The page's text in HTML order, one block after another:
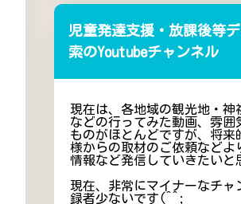
児童発達支援・放課後等
索のYoutubeチャンネル
現在は、各地域の観光地・神
などの行ってみた動画、雰囲
ものがほとんどですが、将来
様からの取材のご依頼などよ
情報など発信していきたいと
現在、非常にマイナーなチャ
録者少ないです(^^;